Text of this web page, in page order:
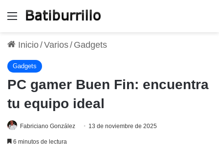
Menú
Inicio/Varios/ Gadgets
Gadgets
PC gamer Buen Fin: encuentra
tu equipo ideal
Fabriciano González 13 de noviembre de 2025
6 minutos de lectura